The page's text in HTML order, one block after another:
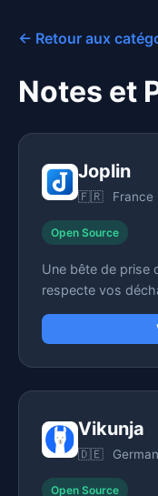
← Retour aux
Notes et
Joplin
🇫🇷 France
Open Source
Une bête de prise
respecte vos
Vikunja
🇩🇪
Open Source